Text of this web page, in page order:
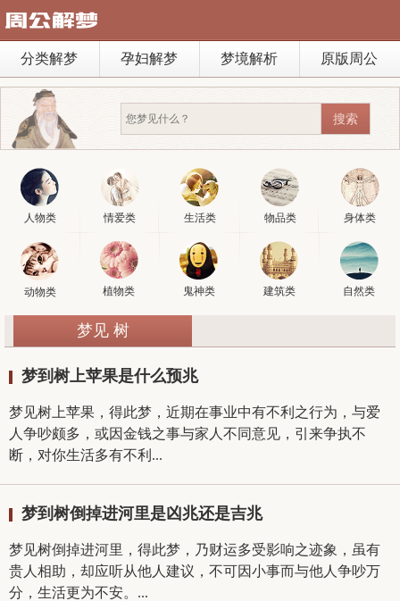
分类解梦 孕妇解梦 梦境解析 原版周公
人物类 情爱类 生活类 物品类 身体类
动物类 植物类 鬼神类 建筑类 自然类
梦见 树
梦到树上苹果是什么预兆
梦见树上苹果，得此梦，近期在事业中有不利之行为，与爱
人争吵颇多，或因金钱之事与家人不同意见，引来争执不
断，对你生活多有不利...
梦到树倒掉进河里是凶兆还是吉兆
梦见树倒掉进河里，得此梦，乃财运多受影响之迹象，虽有
贵人相助，却应听从他人建议，不可因小事而与他人争吵万
分，生活更为不安。...